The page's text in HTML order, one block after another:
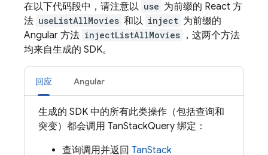
在以下代码段中，请注意以 use 为前缀的 React 方
法 useListAllMovies 和以 inject 为前缀的
Angular 方法 injectListAllMovies ，这两个方法
均来自生成的 SDK。
回应 Angular
生成的 SDK 中的所有此类操作（包括查询和
突变）都会调用 TanStackQuery 绑定：
查询调用并返回 TanStack